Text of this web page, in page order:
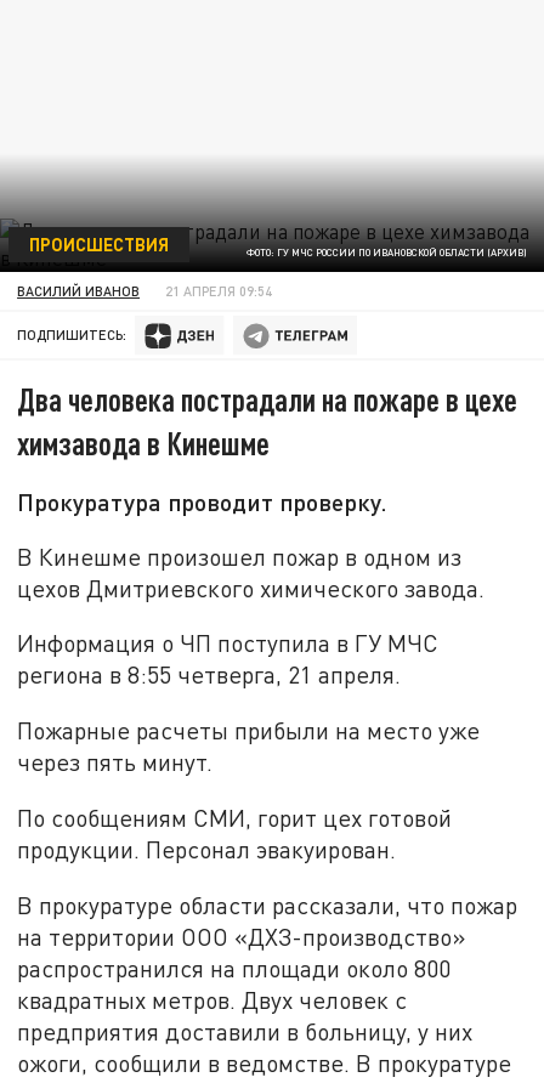
ФОТО: ГУ МЧС РОССИИ ПО ИВАНОВСКОЙ ОБЛАСТИ (АРХИВ)
ПРОИСШЕСТВИЯ
ВАСИЛИЙ ИВАНОВ 21 АПРЕЛЯ 09:54
ПОДПИШИТЕСЬ:
Два человека пострадали на пожаре в цехе
химзавода в Кинешме
Прокуратура проводит проверку.
В Кинешме произошел пожар в одном из
цехов Дмитриевского химического завода.
Информация о ЧП поступила в ГУ МЧС
региона в 8:55 четверга, 21 апреля.
Пожарные расчеты прибыли на место уже
через пять минут.
По сообщениям СМИ, горит цех готовой
продукции. Персонал эвакуирован.
В прокуратуре области рассказали, что пожар
на территории ООО «ДХЗ-производство»
распространился на площади около 800
квадратных метров. Двух человек с
предприятия доставили в больницу, у них
ожоги, сообщили в ведомстве. В прокуратуре